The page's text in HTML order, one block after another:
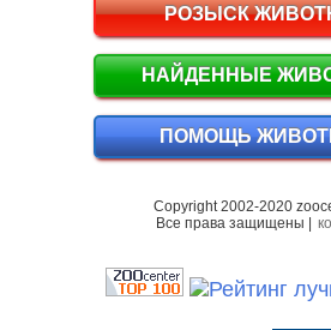
РОЗЫСК
НАЙДЕННЫЕ
ПОМОЩЬ
Copyright 2002-2020
Все права защищены |